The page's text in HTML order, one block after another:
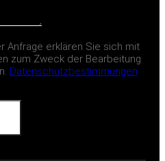
Anfrage erklären Sie sich mit
zum Zweck der Bearbeitung
Datenschutzbestimmungen